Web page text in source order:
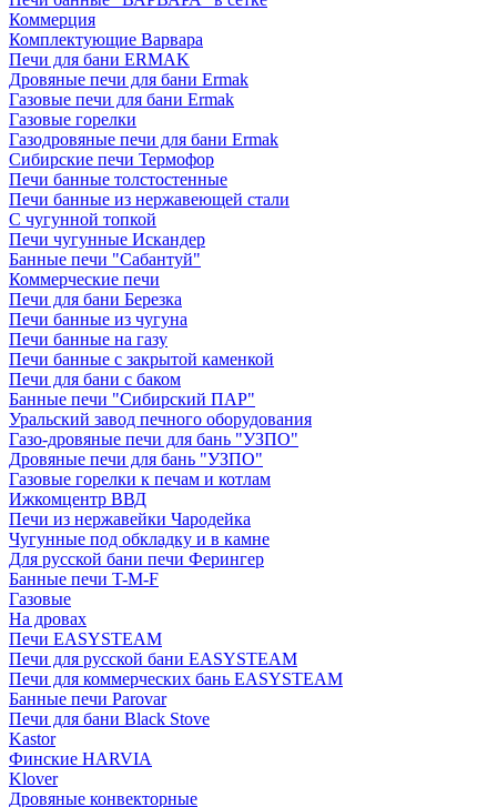
Коммерция
Комплектующие Варвара
Печи для бани ERMAK
Дровяные печи для бани Ermak
Газовые печи для бани Ermak
Газовые горелки
Газодровяные печи для бани Ermak
Сибирские печи Термофор
Печи банные толстостенные
Печи банные из нержавеющей стали
С чугунной топкой
Печи чугунные Искандер
Банные печи "Сабантуй"
Коммерческие печи
Печи для бани Березка
Печи банные из чугуна
Печи банные на газу
Печи банные с закрытой каменкой
Печи для бани с баком
Банные печи "Сибирский ПАР"
Уральский завод печного оборудования
Газо-дровяные печи для бань "УЗПО"
Дровяные печи для бань "УЗПО"
Газовые горелки к печам и котлам
Ижкомцентр ВВД
Печи из нержавейки Чародейка
Чугунные под обкладку и в камне
Для русской бани печи Ферингер
Банные печи T-M-F
Газовые
На дровах
Печи EASYSTEAM
Печи для русской бани EASYSTEAM
Печи для коммерческих бань EASYSTEAM
Банные печи Parovar
Печи для бани Black Stove
Kastor
Финские HARVIA
Klover
Дровяные конвекторные